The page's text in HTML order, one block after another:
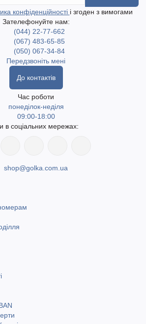
конфіденційності і згоден з вимогами
Зателефонуйте нам:
(044) 22-77-662
(067) 483-65-85
(050) 067-34-84
Передзвоніть мені
До контактів
Час роботи
понеділок-неділя
09:00-18:00
в соціальних мережах:
shop@golka.com.ua